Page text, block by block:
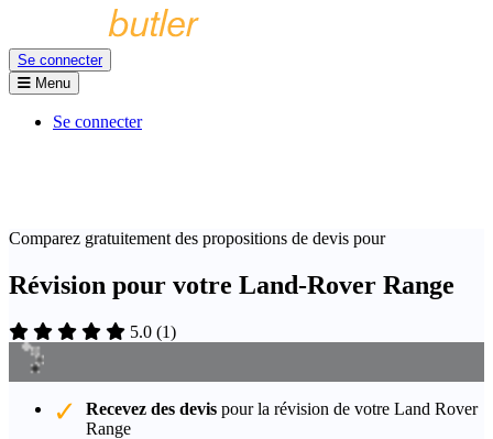
Se connecter
Menu
Se connecter
Comparez gratuitement des propositions de devis pour
Révision pour votre Land-Rover Range
5.0 (1)
Recevez des devis pour la révision de votre Land Rover
Range